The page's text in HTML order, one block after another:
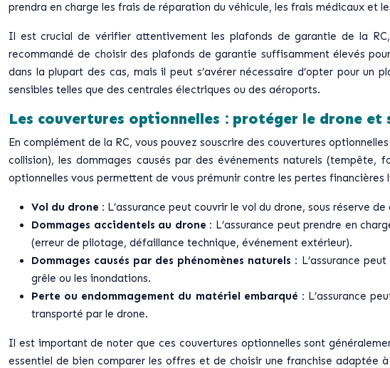
prendra en charge les frais de réparation du véhicule, les frais médicaux et
Il est crucial de vérifier attentivement les plafonds de garantie de la
recommandé de choisir des plafonds de garantie suffisamment élevés
dans la plupart des cas, mais il peut s’avérer nécessaire d’opter pour
sensibles telles que des centrales électriques ou des aéroports.
Les couvertures optionnelles : protéger le drone et
En complément de la RC, vous pouvez souscrire des couvertures
collision), les dommages causés par des événements naturels (tempête,
optionnelles vous permettent de vous prémunir contre les pertes
Vol du drone : L’assurance peut couvrir le vol du drone, sous réserve
Dommages accidentels au drone : L’assurance peut prendre en
(erreur de pilotage, défaillance technique, événement extérieur).
Dommages causés par des phénomènes naturels : L’assurance
grêle ou les inondations.
Perte ou endommagement du matériel embarqué : L’assurance
transporté par le drone.
Il est important de noter que ces couvertures optionnelles sont
essentiel de bien comparer les offres et de choisir une franchise adaptée